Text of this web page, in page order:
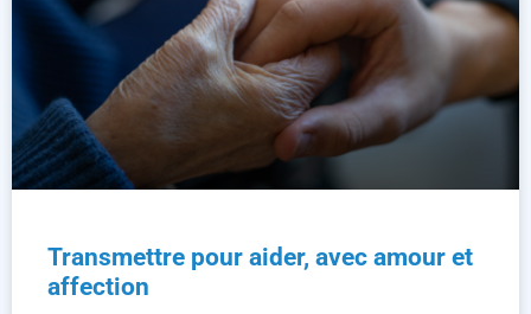
Transmettre pour aider, avec amour et
affection